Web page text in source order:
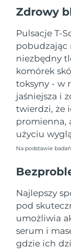
Zdrowy
Pulsacje T-
pobudzając
niezbędny
komórek
toksyny - w
jaśniejsza i
twierdzi, że
promienna,
użyciu
Na podstawie
Najlepszy
pod
umożliwia
serum i
gdzie ich
Turcja
Arabskie
Wielka
Stany
Uzbekistan
Wietnam